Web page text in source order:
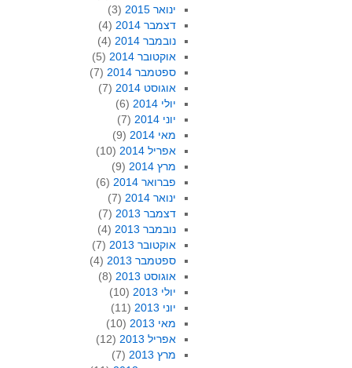
ינואר 2015
(3)
דצמבר 2014
(4)
נובמבר 2014
(4)
אוקטובר 2014
(5)
ספטמבר 2014
(7)
אוגוסט 2014
(7)
יולי 2014
(6)
יוני 2014
(7)
מאי 2014
(9)
אפריל 2014
(10)
מרץ 2014
(9)
פברואר 2014
(6)
ינואר 2014
(7)
דצמבר 2013
(7)
נובמבר 2013
(4)
אוקטובר 2013
(7)
ספטמבר 2013
(4)
אוגוסט 2013
(8)
יולי 2013
(10)
יוני 2013
(11)
מאי 2013
(10)
אפריל 2013
(12)
מרץ 2013
(7)